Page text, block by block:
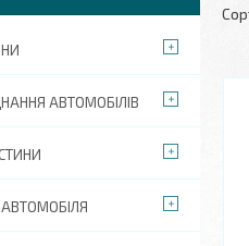
АВТОМОБІЛІВ
АВТОМОБІЛЯ